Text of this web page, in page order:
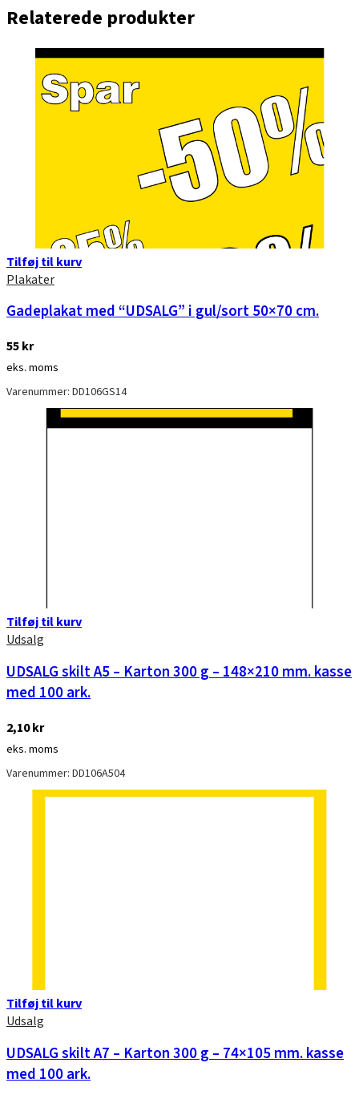
Relaterede produkter
Tilføj til kurv
Plakater
Gadeplakat med “UDSALG” i gul/sort 50×70 cm.
55kr
eks. moms
Varenummer: DD106GS14
Tilføj til kurv
Udsalg
UDSALG skilt A5 – Karton 300 g – 148×210 mm. kasse
med 100 ark.
2,10kr
eks. moms
Varenummer: DD106A504
Tilføj til kurv
Udsalg
UDSALG skilt A7 – Karton 300 g – 74×105 mm. kasse
med 100 ark.